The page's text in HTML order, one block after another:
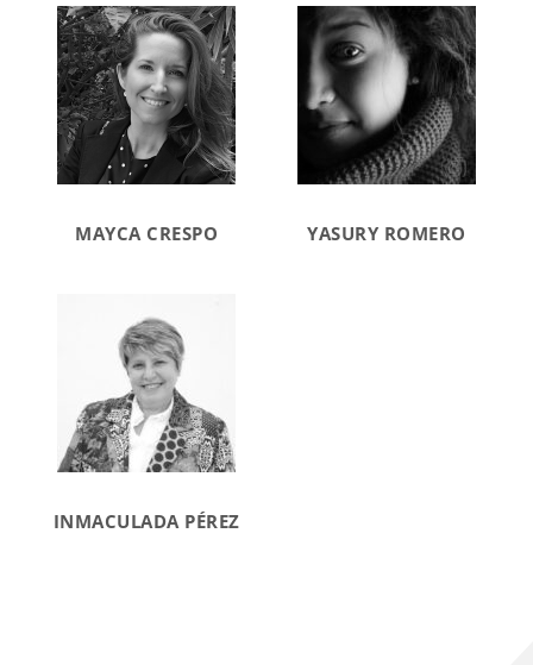
MAYCA CRESPO YASURY ROMERO
INMACULADA PÉREZ